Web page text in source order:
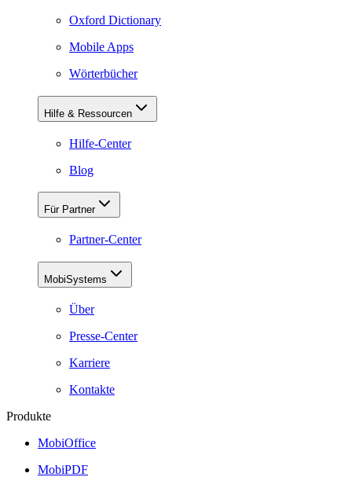
Oxford Dictionary
Mobile Apps
Wörterbücher
Hilfe & Ressourcen
Hilfe-Center
Blog
Für Partner
Partner-Center
MobiSystems
Über
Presse-Center
Karriere
Kontakte
Produkte
MobiOffice
MobiPDF